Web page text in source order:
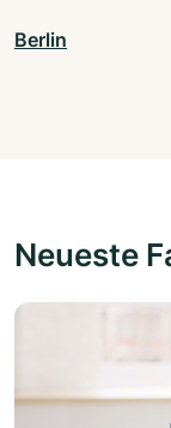
Berlin
Neueste